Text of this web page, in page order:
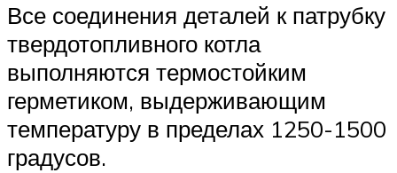
Все соединения деталей к патрубку
твердотопливного котла
выполняются термостойким
герметиком, выдерживающим
температуру в пределах 1250-1500
градусов.